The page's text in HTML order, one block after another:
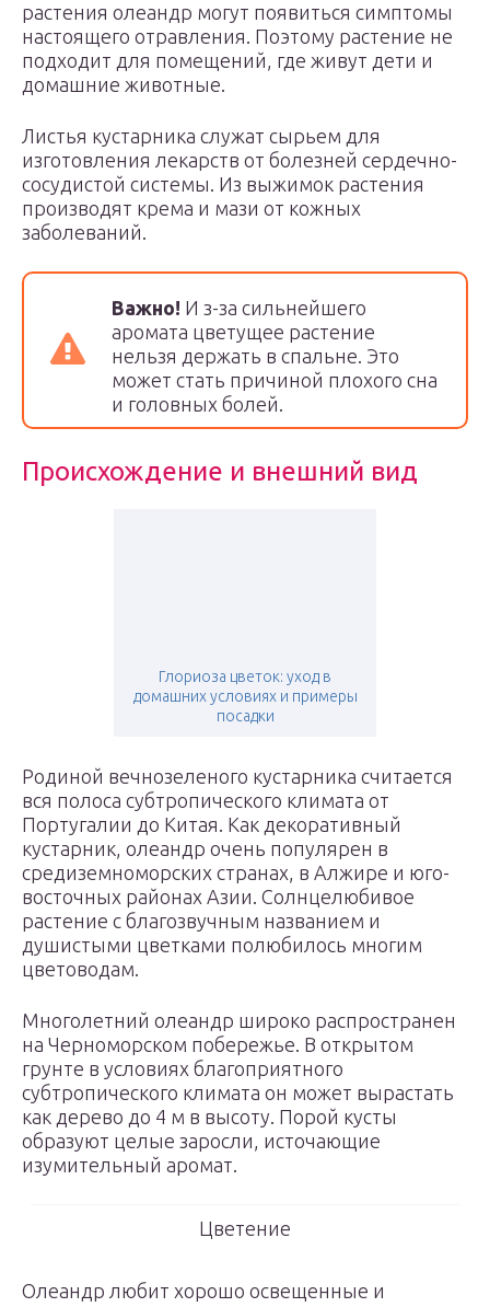
растения олеандр могут появиться симптомы
настоящего отравления. Поэтому растение не
подходит для помещений, где живут дети и
домашние животные.
Листья кустарника служат сырьем для
изготовления лекарств от болезней сердечно-
сосудистой системы. Из выжимок растения
производят крема и мази от кожных
заболеваний.
Важно! И з-за сильнейшего
аромата цветущее растение
нельзя держать в спальне. Это
может стать причиной плохого сна
и головных болей.
Происхождение и внешний вид
Глориоза цветок: уход в
домашних условиях и примеры
посадки
Родиной вечнозеленого кустарника считается
вся полоса субтропического климата от
Португалии до Китая. Как декоративный
кустарник, олеандр очень популярен в
средиземноморских странах, в Алжире и юго-
восточных районах Азии. Солнцелюбивое
растение с благозвучным названием и
душистыми цветками полюбилось многим
цветоводам.
Многолетний олеандр широко распространен
на Черноморском побережье. В открытом
грунте в условиях благоприятного
субтропического климата он может вырастать
как дерево до 4 м в высоту. Порой кусты
образуют целые заросли, источающие
изумительный аромат.
Цветение
Олеандр любит хорошо освещенные и